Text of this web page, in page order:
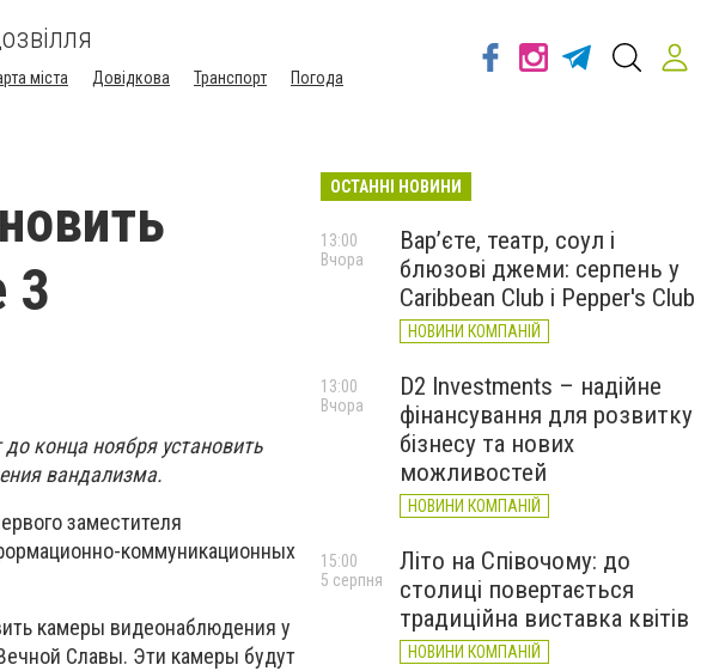
міста Довідкова Транспорт Погода
3
конца ноября установить
вандализма.
заместителя
коммуникационных
камеры видеонаблюдения у
Славы. Эти камеры будут
ОСТАННІ НОВИНИ
Вар’єте, театр, соул і
блюзові джеми: серпень у
Caribbean Club і Pepper's Club
НОВИНИ КОМПАНІЙ
13:00
Вчора
D2 Investments – надійне
фінансування для розвитку
бізнесу та нових
можливостей
НОВИНИ КОМПАНІЙ
13:00
Вчора
Літо на Співочому: до
столиці повертається
традиційна виставка квітів
НОВИНИ КОМПАНІЙ
15:00
5 серпня